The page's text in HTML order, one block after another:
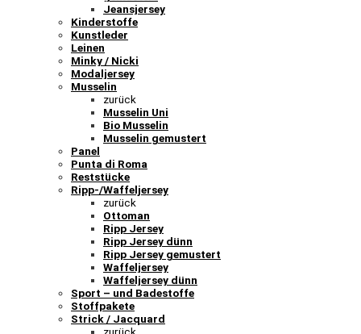
Jeansjersey
Kinderstoffe
Kunstleder
Leinen
Minky / Nicki
Modaljersey
Musselin
zurück
Musselin Uni
Bio Musselin
Musselin gemustert
Panel
Punta di Roma
Reststücke
Ripp-/Waffeljersey
zurück
Ottoman
Ripp Jersey
Ripp Jersey dünn
Ripp Jersey gemustert
Waffeljersey
Waffeljersey dünn
Sport – und Badestoffe
Stoffpakete
Strick / Jacquard